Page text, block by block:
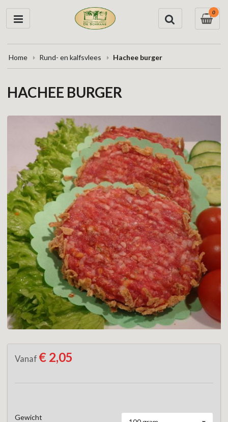
0
Home Rund- en kalfsvlees Hachee burger
HACHEE BURGER
Vanaf € 2,05
Gewicht